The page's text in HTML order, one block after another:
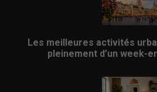
Les meilleures activités
pleinement d’un week-